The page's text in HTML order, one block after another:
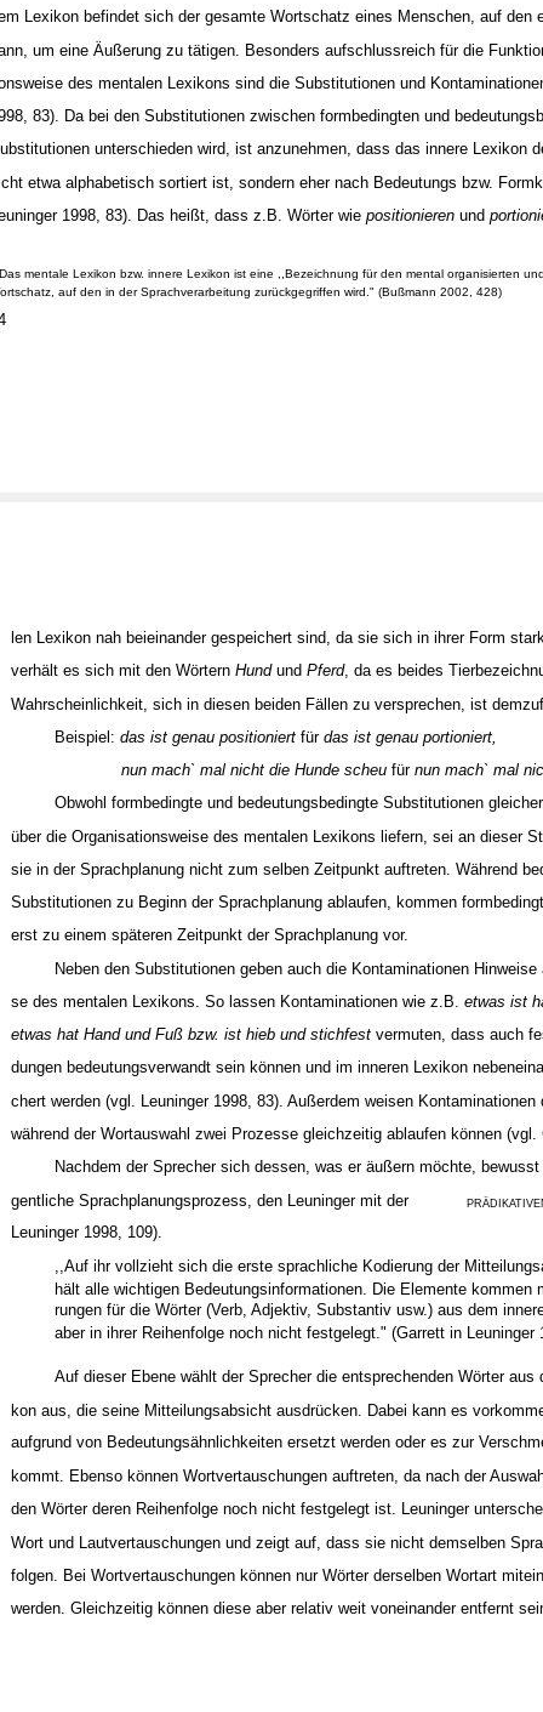
Lexikon befindet sich der gesamte Wortschatz eines Menschen, auf den
um eine Äußerung zu tätigen. Besonders aufschlussreich für die
des mentalen Lexikons sind die Substitutionen und
83). Da bei den Substitutionen zwischen formbedingten und
unterschieden wird, ist anzunehmen, dass das innere Lexikon
etwa alphabetisch sortiert ist, sondern eher nach Bedeutungs bzw.
1998, 83). Das heißt, dass z.B. Wörter wiepositionierenund
mentale Lexikon bzw. innere Lexikon ist eine ,,Bezeichnung für den mental organisierten
auf den in der Sprachverarbeitung zurückgegriffen wird." (Bußmann 2002, 428)
len Lexikon nah beieinander gespeichert sind, da sie sich in ihrer Form
verhält es sich mit den Wörtern Hund und Pferd, da es beides
Wahrscheinlichkeit, sich in diesen beiden Fällen zu versprechen, ist
Beispiel: das ist genau positioniert für das ist genau portioniert,
nun mach` mal nicht die Hunde scheufürnun mach` mal
Obwohl formbedingte und bedeutungsbedingte Substitutionen
über die Organisationsweise des mentalen Lexikons liefern, sei an dieser
sie in der Sprachplanung nicht zum selben Zeitpunkt auftreten. Während
Substitutionen zu Beginn der Sprachplanung ablaufen, kommen
erst zu einem späteren Zeitpunkt der Sprachplanung vor.
Neben den Substitutionen geben auch die Kontaminationen
se des mentalen Lexikons. So lassen Kontaminationen wie z.B. etwas ist
etwas hat Hand und Fuß bzw. ist hieb und stichfest vermuten, dass auch
dungen bedeutungsverwandt sein können und im inneren Lexikon
chert werden (vgl. Leuninger 1998, 83). Außerdem weisen Kontaminationen
während der Wortauswahl zwei Prozesse gleichzeitig ablaufen können (vgl.
Nachdem der Sprecher sich dessen, was er äußern möchte,
gentliche Sprachplanungsprozess, den Leuninger mit der
Leuninger 1998, 109).
,,Auf ihr vollzieht sich die erste sprachliche Kodierung der
hält alle wichtigen Bedeutungsinformationen. Die Elemente kommen
rungen für die Wörter (Verb, Adjektiv, Substantiv usw.) aus dem
aber in ihrer Reihenfolge noch nicht festgelegt." (Garrett in Leuninger
Auf dieser Ebene wählt der Sprecher die entsprechenden Wörter aus
kon aus, die seine Mitteilungsabsicht ausdrücken. Dabei kann es
aufgrund von Bedeutungsähnlichkeiten ersetzt werden oder es zur
kommt. Ebenso können Wortvertauschungen auftreten, da nach der
den Wörter deren Reihenfolge noch nicht festgelegt ist. Leuninger
Wort und Lautvertauschungen und zeigt auf, dass sie nicht demselben
folgen. Bei Wortvertauschungen können nur Wörter derselben Wortart
werden. Gleichzeitig können diese aber relativ weit voneinander entfernt